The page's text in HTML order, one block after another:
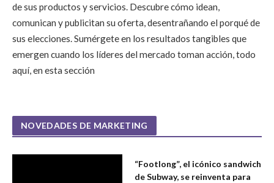
de sus productos y servicios. Descubre cómo idean,
comunican y publicitan su oferta, desentrañando el porqué de
sus elecciones. Sumérgete en los resultados tangibles que
emergen cuando los líderes del mercado toman acción, todo
aquí, en esta sección
NOVEDADES DE MARKETING
“Footlong”, el icónico sandwich
de Subway, se reinventa para